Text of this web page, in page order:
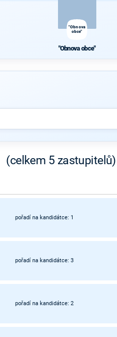
"Obnova
obce"
"Obnova obce"
(celkem 5 zastupitelů)
pořadí na kandidátce: 1
pořadí na kandidátce: 3
pořadí na kandidátce: 2